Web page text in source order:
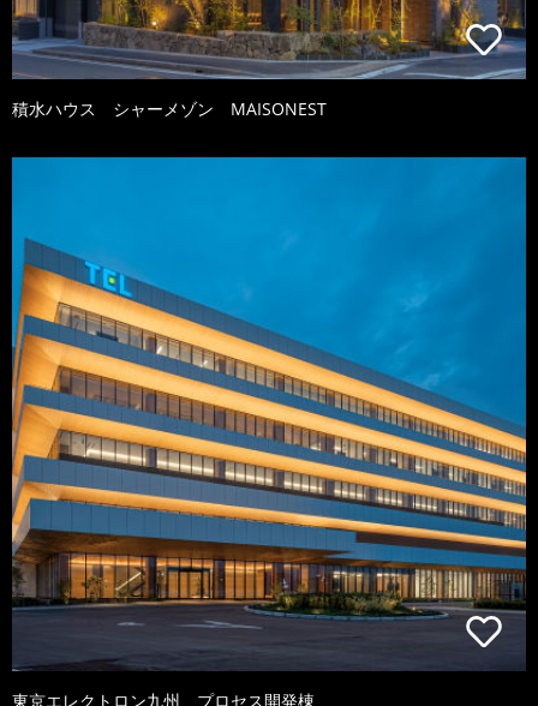
積水ハウス シャーメゾン MAISONEST
東京エレクトロン九州 プロセス開発棟